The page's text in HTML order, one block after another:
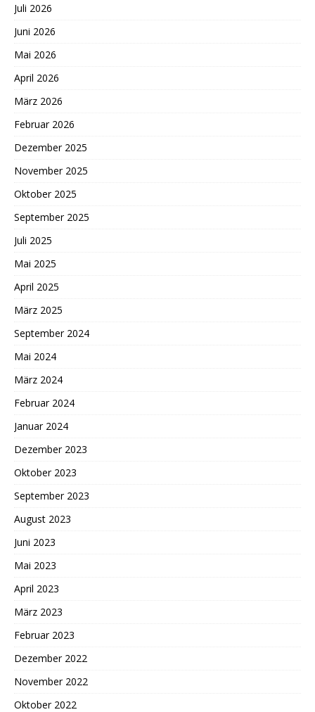
Juli 2026
Juni 2026
Mai 2026
April 2026
März 2026
Februar 2026
Dezember 2025
November 2025
Oktober 2025
September 2025
Juli 2025
Mai 2025
April 2025
März 2025
September 2024
Mai 2024
März 2024
Februar 2024
Januar 2024
Dezember 2023
Oktober 2023
September 2023
August 2023
Juni 2023
Mai 2023
April 2023
März 2023
Februar 2023
Dezember 2022
November 2022
Oktober 2022